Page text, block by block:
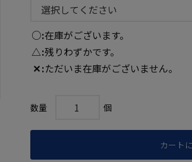
○ 在庫がございます。
△ 残りわずかです。
✕ ただいま在庫がございません。
カート